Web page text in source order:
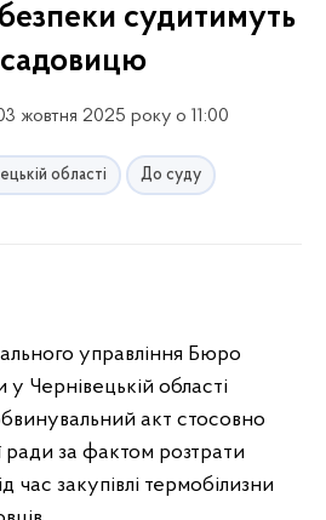
судитимуть
жовтня 2025 року о 11:00
області До суду
управління Бюро
Чернівецькій області
акт стосовно
ради за фактом розтрати
час закупівлі термобілизни